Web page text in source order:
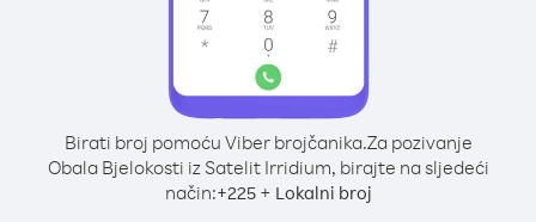
Birati broj pomoću Viber brojčanika.Za pozivanje
Obala Bjelokosti iz Satelit Irridium, birajte na sljedeći
način:+225+ Lokalni broj